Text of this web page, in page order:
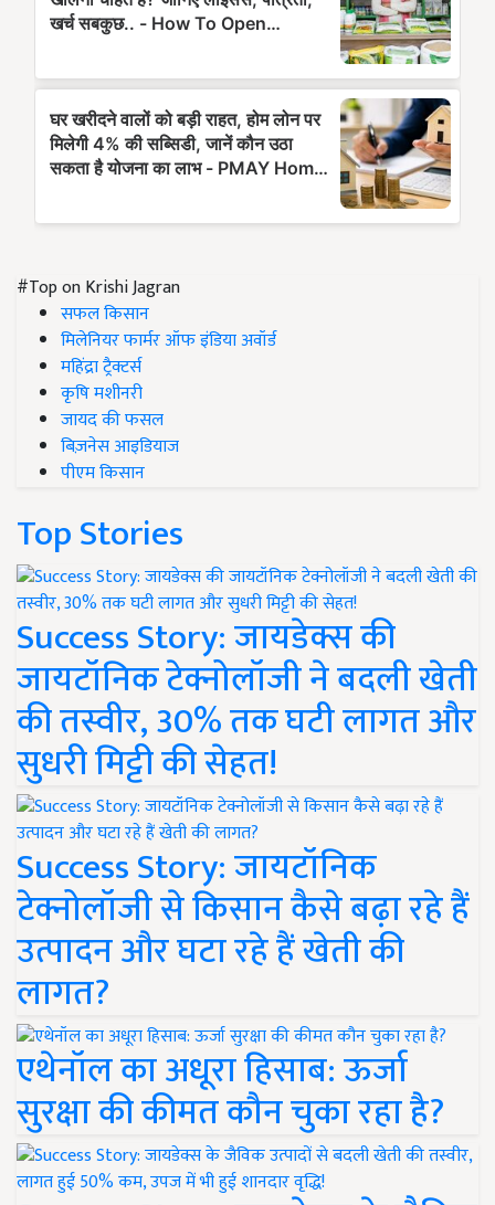
#Top on Krishi Jagran
सफल किसान
मिलेनियर फार्मर ऑफ इंडिया अवॉर्ड
महिंद्रा ट्रैक्टर्स
कृषि मशीनरी
जायद की फसल
बिज़नेस आइडियाज
पीएम किसान
Top Stories
Success Story: जायडेक्स की
जायटॉनिक टेक्नोलॉजी ने बदली खेती
की तस्वीर, 30% तक घटी लागत और
सुधरी मिट्टी की सेहत!
Success Story: जायटॉनिक
टेक्नोलॉजी से किसान कैसे बढ़ा रहे हैं
उत्पादन और घटा रहे हैं खेती की
लागत?
एथेनॉल का अधूरा हिसाब: ऊर्जा
सुरक्षा की कीमत कौन चुका रहा है?